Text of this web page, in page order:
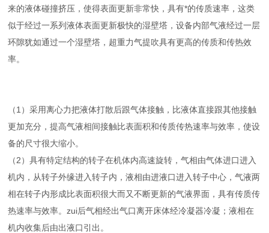
来的液体碰撞挤压，使得表面更新非常快，具有*的传质速率，这类
似于经过一系列液体表面更新极快的湿壁塔，设备内部气液经过一层
环隙犹如通过一个湿壁塔，超重力气提吹具有更高的传质和传热效
率。
（1）采用离心力把液体打散后跟气体接触，比液体直接跟其他接触
更加充分，提高气液相间接触比表面积和传质传热速率与效率，使设
备的尺寸很大缩小。
（2）具有特定结构的转子在机体内高速旋转，气相由气体进口进入
机内，从转子外缘进入转子内，液相由进液口进入转子中心，气液两
相在转子内形成比表面积很大而又不断更新的气液界面，具有传质传
热速率与效率。zui后气相经出气口离开床体经冷凝器冷凝；液相在
机内收集后由出液口引出。